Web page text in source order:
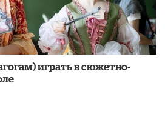
играть в сюжетно-